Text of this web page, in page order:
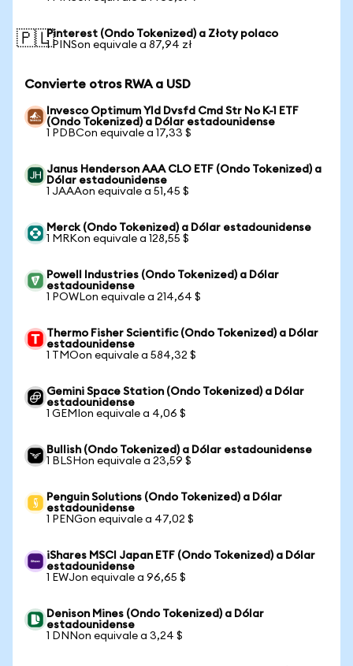
🇵🇱Pinterest (Ondo Tokenized) a Złoty polaco
1 PINSon equivale a 87,94 zł
Convierte otros RWA a USD
Invesco Optimum Yld Dvsfd Cmd Str No K-1 ETF
(Ondo Tokenized) a Dólar estadounidense
1 PDBCon equivale a 17,33 $
Janus Henderson AAA CLO ETF (Ondo Tokenized) a
Dólar estadounidense
1 JAAAon equivale a 51,45 $
Merck (Ondo Tokenized) a Dólar estadounidense
1 MRKon equivale a 128,55 $
Powell Industries (Ondo Tokenized) a Dólar
estadounidense
1 POWLon equivale a 214,64 $
Thermo Fisher Scientific (Ondo Tokenized) a Dólar
estadounidense
1 TMOon equivale a 584,32 $
Gemini Space Station (Ondo Tokenized) a Dólar
estadounidense
1 GEMIon equivale a 4,06 $
Bullish (Ondo Tokenized) a Dólar estadounidense
1 BLSHon equivale a 23,59 $
Penguin Solutions (Ondo Tokenized) a Dólar
estadounidense
1 PENGon equivale a 47,02 $
iShares MSCI Japan ETF (Ondo Tokenized) a Dólar
estadounidense
1 EWJon equivale a 96,65 $
Denison Mines (Ondo Tokenized) a Dólar
estadounidense
1 DNNon equivale a 3,24 $